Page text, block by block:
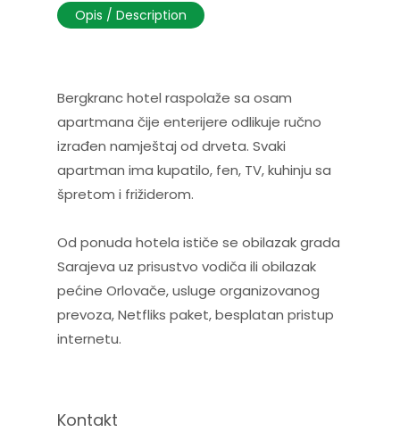
Opis / Description
Bergkranc hotel raspolaže sa osam
apartmana čije enterijere odlikuje ručno
izrađen namještaj od drveta. Svaki
apartman ima kupatilo, fen, TV, kuhinju sa
špretom i frižiderom.
Od ponuda hotela ističe se obilazak grada
Sarajeva uz prisustvo vodiča ili obilazak
pećine Orlovače, usluge organizovanog
prevoza, Netfliks paket, besplatan pristup
internetu.
Kontakt